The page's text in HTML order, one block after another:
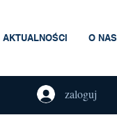
AKTUALNOŚCI O NAS
zaloguj